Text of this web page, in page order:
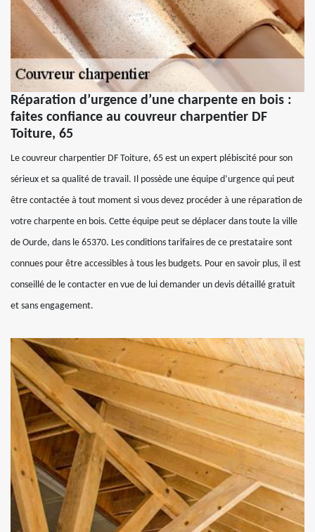
Réparation d’urgence d’une charpente en bois :
faites confiance au couvreur charpentier DF
Toiture, 65
Le couvreur charpentier DF Toiture, 65 est un expert plébiscité pour son
sérieux et sa qualité de travail. Il possède une équipe d’urgence qui peut
être contactée à tout moment si vous devez procéder à une réparation de
votre charpente en bois. Cette équipe peut se déplacer dans toute la ville
de Ourde, dans le 65370. Les conditions tarifaires de ce prestataire sont
connues pour être accessibles à tous les budgets. Pour en savoir plus, il est
conseillé de le contacter en vue de lui demander un devis détaillé gratuit
et sans engagement.